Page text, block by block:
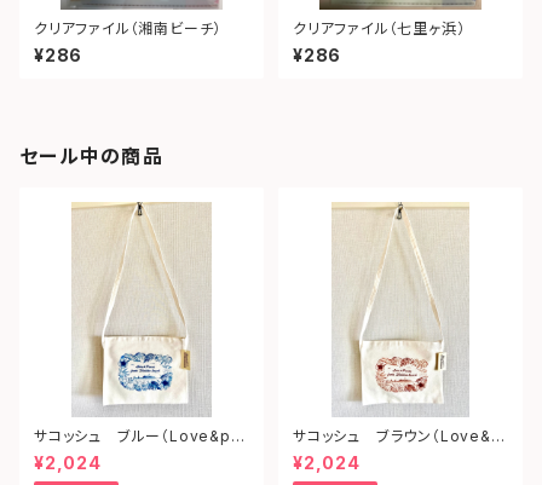
クリアファイル（湘南ビーチ）
¥286
クリアファイル（七里ヶ浜）
¥286
セール中の商品
サコッシュ ブルー（Love&pe
ace from shonan)
¥2,024
サコッシュ ブラウン（Love&p
eace from shonan)
¥2,024